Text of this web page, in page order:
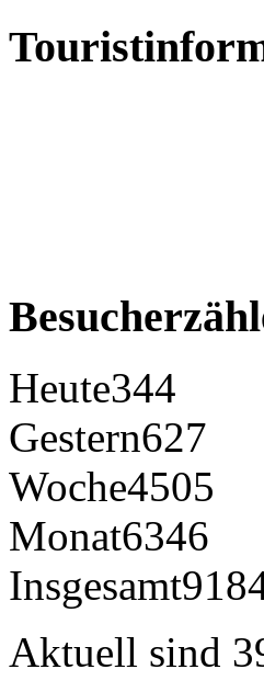
Heute344
Gestern627
Woche4505
Monat6346
Insgesamt
Aktuell sind